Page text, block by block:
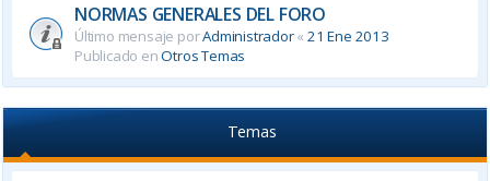
NORMAS GENERALES DEL FORO
Último mensaje porAdministrador«21 Ene 2013
Publicado enOtros Temas
Temas